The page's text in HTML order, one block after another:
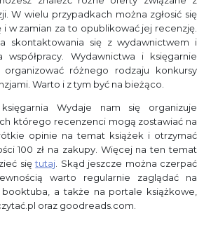
W wielu przypadkach można zgłosić się
i w zamian za to opublikować jej recenzję.
skontaktowania się z wydawnictwem i
współpracy. Wydawnictwa i księgarnie
różnego rodzaju konkursy
Warto i z tym być na bieżąco.
Wydaje nam się organizuje
którego recenzenci mogą zostawiać na
opinie na temat książek i otrzymać
100 zł na zakupy. Więcej na ten temat
siętutaj . Skąd jeszcze można czerpać
warto regularnie zaglądać na
a także na portale książkowe,
oraz goodreads.com.